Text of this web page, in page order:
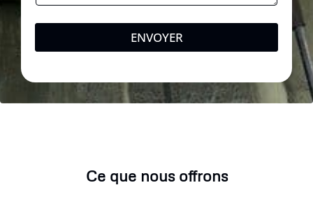
ENVOYER
Ce que nous offrons